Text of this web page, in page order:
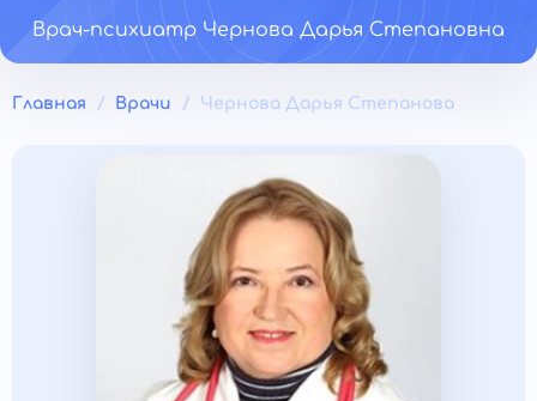
Врач-психиатр Чернова Дарья Степановна
Главная Врачи Чернова Дарья Степанова